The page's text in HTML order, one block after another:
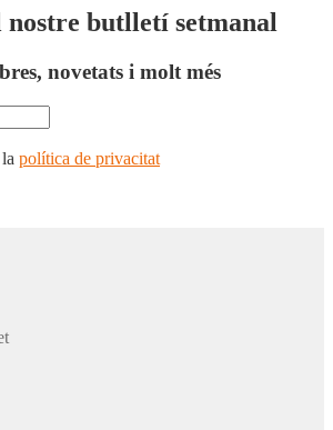
nostre butlletí setmanal
novetats i molt més
política de privacitat